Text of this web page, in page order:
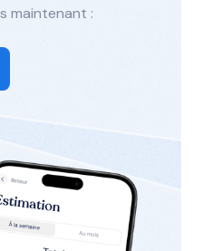
maintenant :